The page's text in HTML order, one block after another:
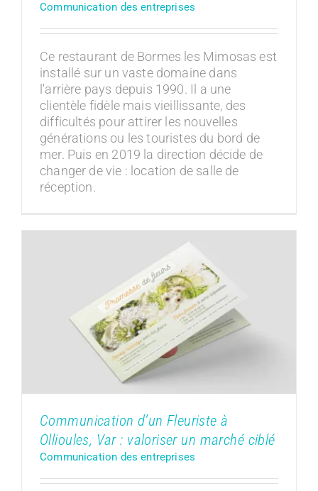
Communication des entreprises
Ce restaurant de Bormes les Mimosas est
installé sur un vaste domaine dans
l'arrière pays depuis 1990. Il a une
clientèle fidèle mais vieillissante, des
difficultés pour attirer les nouvelles
générations ou les touristes du bord de
mer. Puis en 2019 la direction décide de
changer de vie : location de salle de
réception.
Communication d’un Fleuriste à
Ollioules, Var : valoriser un marché
ciblé
Communication des entreprises
Communication d’un Fleuriste à
Ollioules, Var : valoriser un marché ciblé
Communication des entreprises